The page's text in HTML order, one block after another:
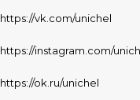
https://vk.com/unichel
https://instagram.com/
https://ok.ru/unichel